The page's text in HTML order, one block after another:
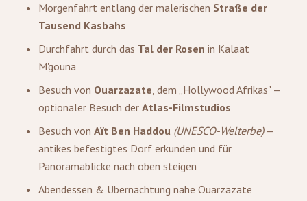
Morgenfahrt entlang der malerischen Straße der
Tausend Kasbahs
Durchfahrt durch das Tal der Rosen in Kalaat
M'gouna
Besuch von Ouarzazate, dem „Hollywood Afrikas" —
optionaler Besuch der Atlas-Filmstudios
Besuch von Aït Ben Haddou (UNESCO-Welterbe)—
antikes befestigtes Dorf erkunden und für
Panoramablicke nach oben steigen
Abendessen & Übernachtung nahe Ouarzazate